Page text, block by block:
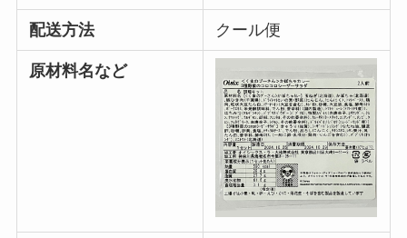
配送方法 クール便
原材料名など